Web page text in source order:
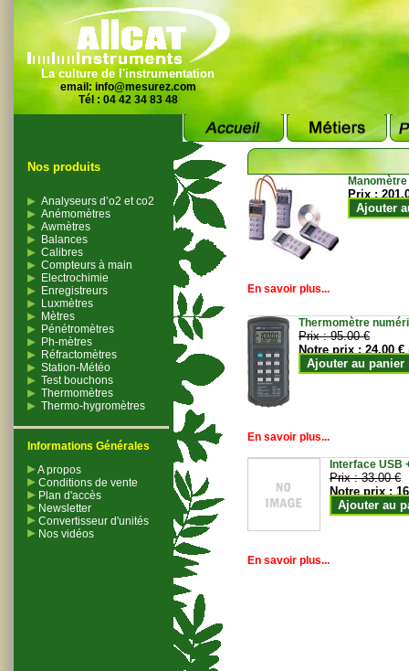
La culture de l'instrumentation
email: info@mesurez.com
Tél : 04 42 34 83 48
Nos produits
Analyseurs d’o2 et co2
Anémomètres
Awmètres
Balances
Calibres
Compteurs à main
Electrochimie
Enregistreurs
Luxmètres
Mètres
Pénétromètres
Ph-mètres
Réfractomètres
Station-Météo
Test bouchons
Thermomètres
Thermo-hygromètres
Informations Générales
A propos
Conditions de vente
Plan d'accès
Newsletter
Convertisseur d'unités
Nos vidéos
Prix :
Ajouter
En savoir plus...
Thermomètre
Prix :95.00 €
Notre prix :24.00 €
Ajouter au panier
En savoir plus...
Interface USB
Prix :33.00 €
Notre prix :
Ajouter au
En savoir plus...